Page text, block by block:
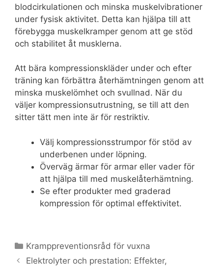
blodcirkulationen och minska muskelvibrationer
under fysisk aktivitet. Detta kan hjälpa till att
förebygga muskelkramper genom att ge stöd
och stabilitet åt musklerna.
Att bära kompressionskläder under och efter
träning kan förbättra återhämtningen genom att
minska muskelömhet och svullnad. När du
väljer kompressionsutrustning, se till att den
sitter tätt men inte är för restriktiv.
Välj kompressionsstrumpor för stöd av
underbenen under löpning.
Överväg ärmar för armar eller vader för
att hjälpa till med muskelåterhämtning.
Se efter produkter med graderad
kompression för optimal effektivitet.
Categories
Kramppreventionsråd för vuxna
Elektrolyter och prestation: Effekter,